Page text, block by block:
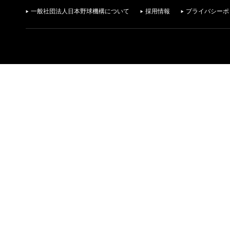
一般社団法人日本野球機構について 採用情報 プライバシー